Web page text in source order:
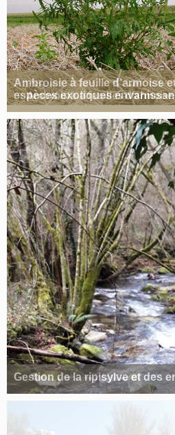
Ambroisie à feuille d’armoise
espèces exotiques
Gestion de la ripisylve et des